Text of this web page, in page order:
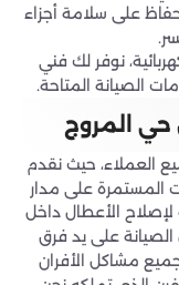
على سلامة أجزاء
نوفر لك فني
الصيانة المتاحة.
المروج
العملاء، حيث نقدم
على مدار
لإصلاح الأعطال داخل
الصيانة على يد فرق
مشاكل الأفران